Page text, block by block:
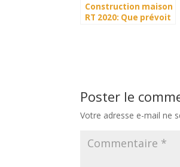
Construction maison
RT 2020: Que prévoit
Poster le
Votre adresse e-mail ne